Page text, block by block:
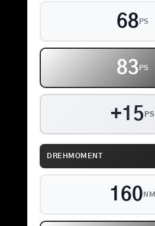
68 PS
83 PS
+15 PS
DREHMOMENT
160 NM